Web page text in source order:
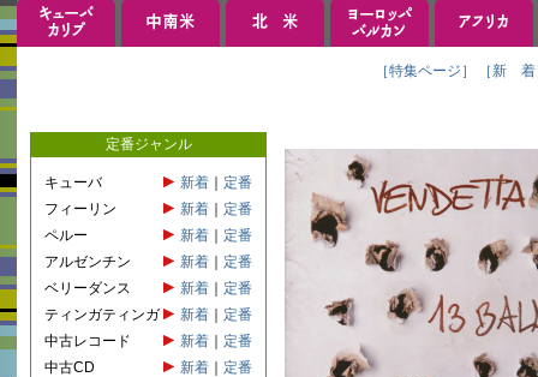
［特集ページ］ ［新 着
定番ジャンル
キューバ 新着
定番
フィーリン
新着
定番
ペルー
新着
定番
アルゼンチン
新着
定番
ベリーダンス
新着
定番
ティンガティンガ
新着
定番
中古レコード
新着
定番
中古CD
新着
定番